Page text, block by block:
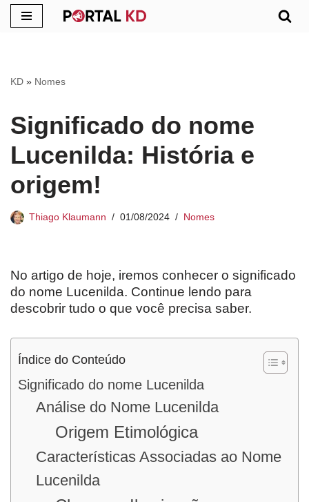
conteúdo
KD » Nomes
Significado do nome
Lucenilda: História e
origem!
Thiago Klaumann 01/08/2024 Nomes
No artigo de hoje, iremos conhecer o significado
do nome Lucenilda. Continue lendo para
descobrir tudo o que você precisa saber.
Índice do Conteúdo
Significado do nome Lucenilda
Análise do Nome Lucenilda
Origem Etimológica
Características Associadas ao Nome
Lucenilda